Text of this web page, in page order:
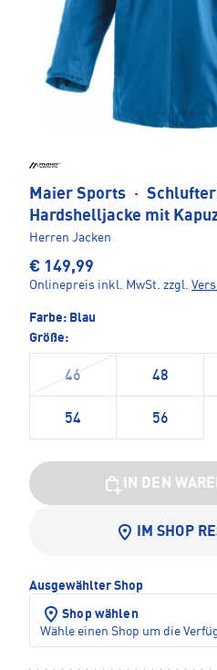
Maier Sports ·
Hardshelljacke mit
Herren Jacken
€ 149,99
Onlinepreis inkl. MwSt. zzgl.
Farbe: Blau
Größe:
46 48
54 56
IN DEN
IM SHOP
Ausgewählter Shop
Shop wählen
Wähle einen Shop um die